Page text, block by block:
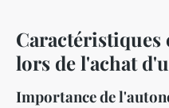
Caractéristiques
lors de l'achat
Importance de